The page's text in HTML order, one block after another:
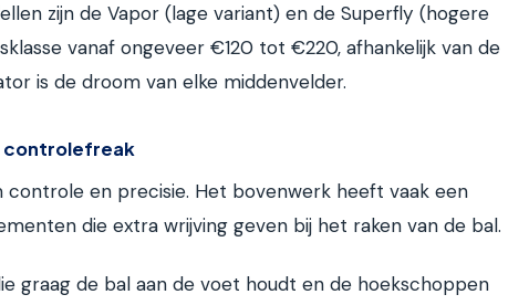
zijn de Vapor (lage variant) en de Superfly (hogere
vanaf ongeveer €120 tot €220, afhankelijk van de
is de droom van elke middenvelder.
controlefreak
controle en precisie. Het bovenwerk heeft vaak een
die extra wrijving geven bij het raken van de bal.
graag de bal aan de voet houdt en de hoekschoppen